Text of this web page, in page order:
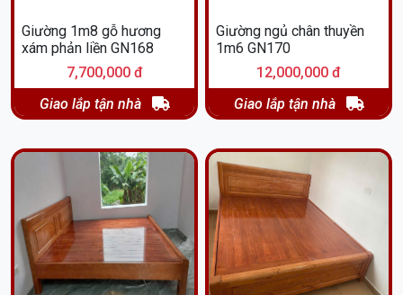
Giường 1m8 gỗ hương
xám phản liền GN168
7,700,000 đ
Giao lắp tận nhà
Giường ngủ chân thuyền
1m6 GN170
12,000,000 đ
Giao lắp tận nhà